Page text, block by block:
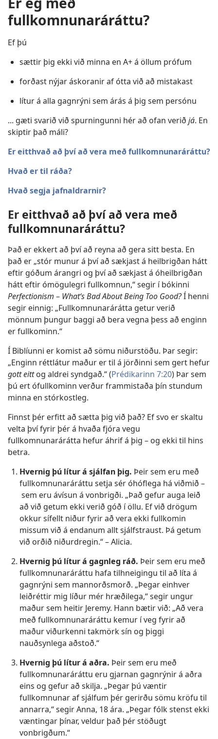
fullkomnunaráráttu?
Ef þú
sættir þig ekki við minna en A+ á öllum prófum
forðast nýjar áskoranir af ótta við að mistakast
lítur á alla gagnrýni sem árás á þig sem persónu
... gæti svarið við spurningunni hér að ofan verið já. En
skiptir það máli?
Er eitthvað að því að vera með fullkomnunaráráttu?
Hvað er til ráða?
Hvað segja jafnaldrarnir?
Er eitthvað að því að vera með
fullkomnunaráráttu?
Það er ekkert að því að reyna að gera sitt besta. En
það er „stór munur á því að sækjast á heilbrigðan hátt
eftir góðum árangri og því að sækjast á óheilbrigðan
hátt eftir ómögulegri fullkomnun,“ segir í bókinni
Perfectionism – What‘s Bad About Being Too Good?Í henni
segir einnig: „Fullkomnunarárátta getur verið
mönnum þungur baggi að bera vegna þess að enginn
er fullkominn.“
Í Biblíunni er komist að sömu niðurstöðu. Þar segir:
„Enginn réttlátur maður er til á jörðinni sem gert hefur
gott eittog aldrei syndgað.“ (Prédikarinn 7:20) Þar sem
þú ert ófullkominn verður frammistaða þín stundum
minna en stórkostleg.
Finnst þér erfitt að sætta þig við það? Ef svo er skaltu
velta því fyrir þér á hvaða fjóra vegu
fullkomnunarárátta hefur áhrif á þig – og ekki til hins
betra.
Hvernig þú lítur á sjálfan þig. Þeir sem eru með
fullkomnunaráráttu setja sér óhóflega há viðmið –
sem eru ávísun á vonbrigði. „Það gefur auga leið
að við getum ekki verið góð í öllu. Ef við drögum
okkur sífellt niður fyrir að vera ekki fullkomin
missum við á endanum allt sjálfstraust. Þá getum
við orðið niðurdregin.“ – Alicia.
Hvernig þú lítur á gagnleg ráð. Þeir sem eru með
fullkomnunaráráttu hafa tilhneigingu til að líta á
gagnrýni sem mannorðsmorð. „Þegar einhver
leiðréttir mig líður mér hræðilega,“ segir ungur
maður sem heitir Jeremy. Hann bætir við: „Að vera
með fullkomnunaráráttu kemur í veg fyrir að
maður viðurkenni takmörk sín og þiggi
nauðsynlega aðstoð.“
Hvernig þú lítur á aðra. Þeir sem eru með
fullkomnunaráráttu eru gjarnan gagnrýnir á aðra
eins og gefur að skilja. „Þegar þú væntir
fullkomnunar af sjálfum þér gerirðu sömu kröfu til
annarra,“ segir Anna, 18 ára. „Þegar fólk stenst ekki
væntingar þínar, veldur það þér stöðugt
vonbrigðum.“